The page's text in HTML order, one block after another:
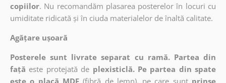
copiilor. Nu recomandăm plasarea posterelor în locuri cu
umiditate ridicată și în ciuda materialelor de înaltă calitate.
Agățare ușoară
Posterele sunt livrate separat cu ramă. Partea din
față este protejată de plexisticlă. Pe partea din spate